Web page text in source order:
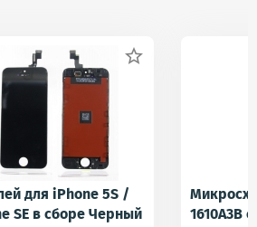

для iPhone 5S /
SE в сборе Черный
1610A3B